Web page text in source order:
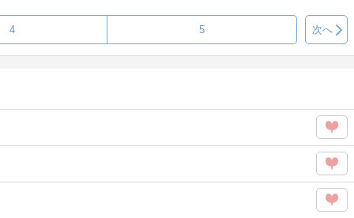
Like
タグ
を
4 5 次へ
この
タグ
を
この
タグ